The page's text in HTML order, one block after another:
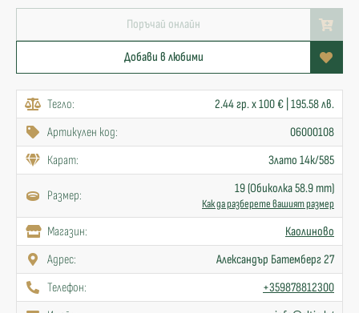
Поръчай онлайн
Добави в любими
Тегло:
2.44 гр. x 100 € | 195.58 лв.
Артикулен код:
06000108
Карат:
Злато 14к/585
Размер: 19 (Обиколка 58.9 mm)
Как да разберете вашият размер
Mагазин:
Каолиново
Адрес:
Александър Батемберг 27
Телефон:
+359878812300